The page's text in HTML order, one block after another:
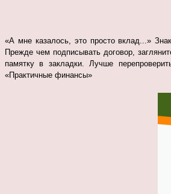
«А мне казалось, это просто вклад...»
Прежде чем подписывать договор,
памятку в закладки. Лучше
«Практичные финансы»